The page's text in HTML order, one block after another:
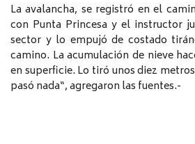
La avalancha, se registró en el
con Punta Princesa y el instructor
sector y lo empujó de costado
camino. La acumulación de nieve
en superficie. Lo tiró unos diez
pasó nada“, agregaron las fuentes.-